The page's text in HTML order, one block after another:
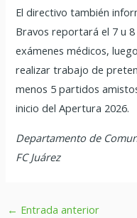
El directivo también
Bravos reportará el 7 u
exámenes médicos,
realizar trabajo de
menos 5 partidos
inicio del Apertura 2026.
Departamento de
FC Juárez
← Entrada anterior